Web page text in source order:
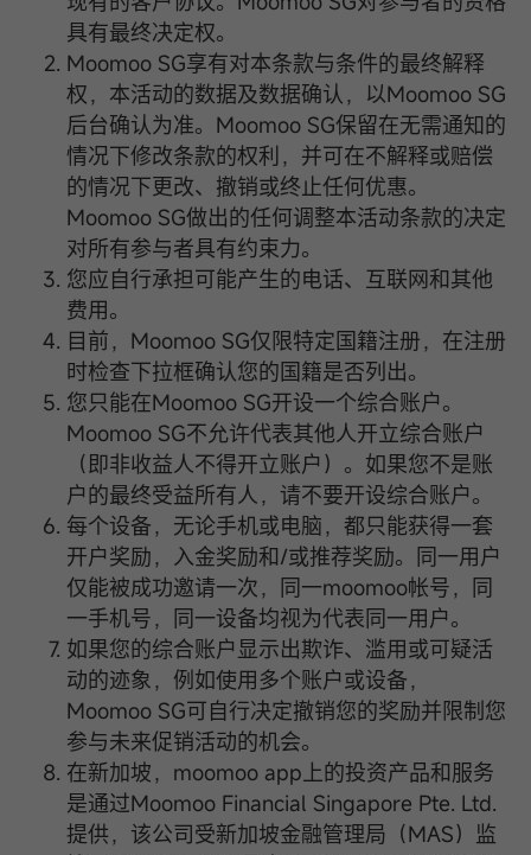
具有最终决定权。
Moomoo SG享有对本条款与条件的最终解释
权，本活动的数据及数据确认，以Moomoo SG
后台确认为准。Moomoo SG保留在无需通知的
情况下修改条款的权利，并可在不解释或赔偿
的情况下更改、撤销或终止任何优惠。
Moomoo SG做出的任何调整本活动条款的决定
对所有参与者具有约束力。
您应自行承担可能产生的电话、互联网和其他
费用。
目前，Moomoo SG仅限特定国籍注册，在注册
时检查下拉框确认您的国籍是否列出。
您只能在Moomoo SG开设一个综合账户。
Moomoo SG不允许代表其他人开立综合账户
（即非收益人不得开立账户）。如果您不是账
户的最终受益所有人，请不要开设综合账户。
每个设备，无论手机或电脑，都只能获得一套
开户奖励，入金奖励和/或推荐奖励。同一用户
仅能被成功邀请一次，同一moomoo帐号，同
一手机号，同一设备均视为代表同一用户。
如果您的综合账户显示出欺诈、滥用或可疑活
动的迹象，例如使用多个账户或设备，
Moomoo SG可自行决定撤销您的奖励并限制您
参与未来促销活动的机会。
在新加坡，moomoo app上的投资产品和服务
是通过Moomoo Financial Singapore Pte. Ltd.
提供，该公司受新加坡金融管理局（MAS）监